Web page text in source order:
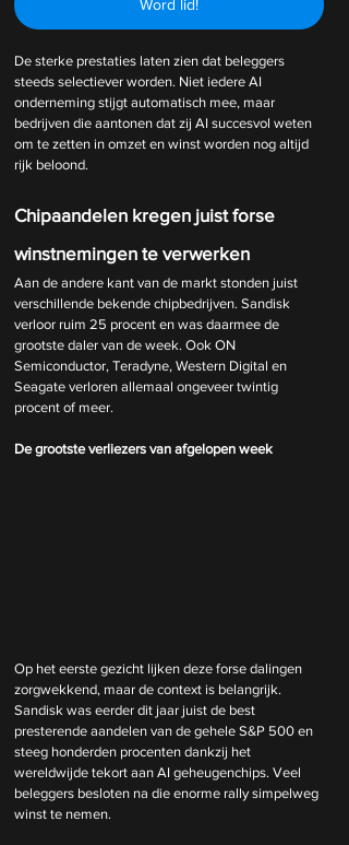
Word lid!
De sterke prestaties laten zien dat beleggers
steeds selectiever worden. Niet iedere AI
onderneming stijgt automatisch mee, maar
bedrijven die aantonen dat zij AI succesvol weten
om te zetten in omzet en winst worden nog altijd
rijk beloond.
Chipaandelen kregen juist forse
winstnemingen te verwerken
Aan de andere kant van de markt stonden juist
verschillende bekende chipbedrijven. Sandisk
verloor ruim 25 procent en was daarmee de
grootste daler van de week. Ook ON
Semiconductor, Teradyne, Western Digital en
Seagate verloren allemaal ongeveer twintig
procent of meer.
De grootste verliezers van afgelopen week
Op het eerste gezicht lijken deze forse dalingen
zorgwekkend, maar de context is belangrijk.
Sandisk was eerder dit jaar juist de best
presterende aandelen van de gehele S&P 500 en
steeg honderden procenten dankzij het
wereldwijde tekort aan AI geheugenchips. Veel
beleggers besloten na die enorme rally simpelweg
winst te nemen.